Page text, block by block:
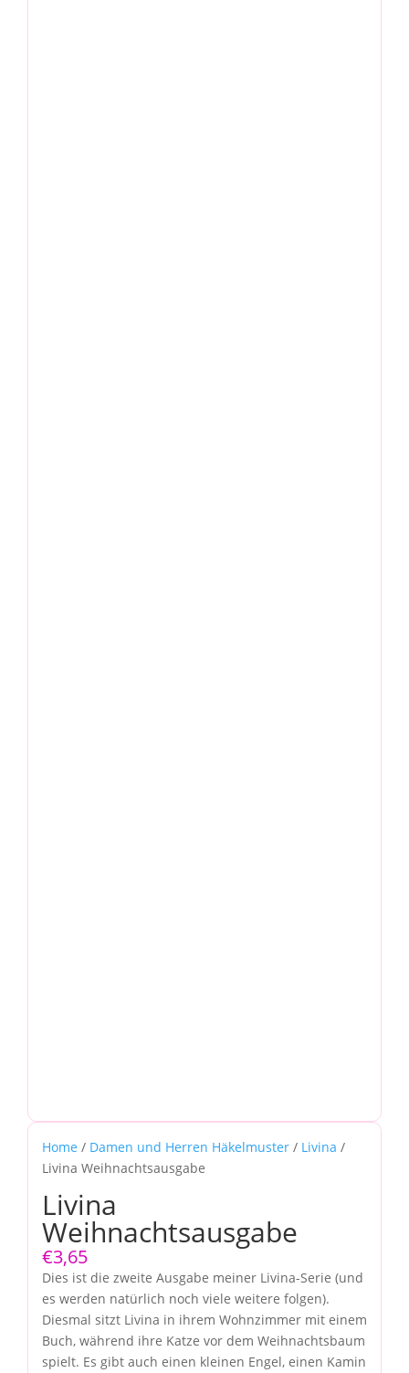
Home / Damen und Herren Häkelmuster / Livina /
Livina Weihnachtsausgabe
Livina
Weihnachtsausgabe
€3,65
Dies ist die zweite Ausgabe meiner Livina-Serie (und
es werden natürlich noch viele weitere folgen).
Diesmal sitzt Livina in ihrem Wohnzimmer mit einem
Buch, während ihre Katze vor dem Weihnachtsbaum
spielt. Es gibt auch einen kleinen Engel, einen Kamin